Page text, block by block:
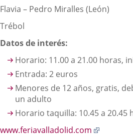
Flavia – Pedro Miralles (León)
Trébol
Datos de interés:
Horario: 11.00 a 21.00 horas,
Entrada: 2 euros
Menores de 12 años, gratis,
un adulto
Horario taquilla: 10.45 a 20.45
www.feriavalladolid.com